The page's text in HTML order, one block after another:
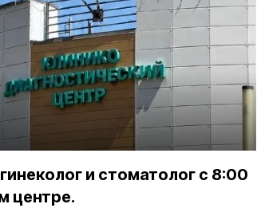
и стоматолог с 8:00
центре.